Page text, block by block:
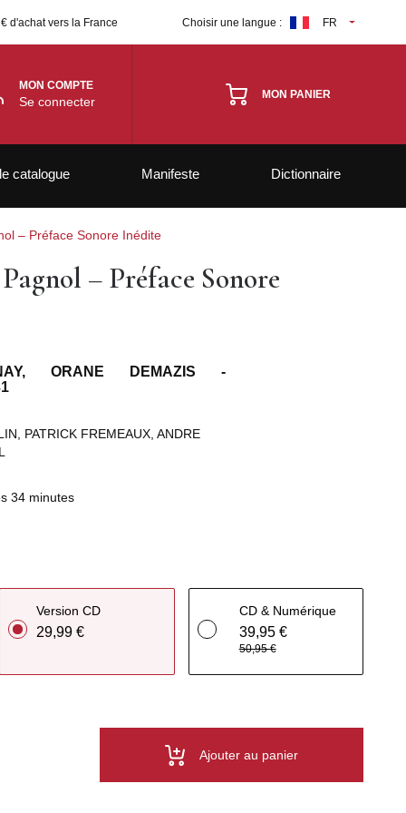
d'achat vers la France Choisir une langue : FR
MON COMPTE
Se connecter MON PANIER
catalogue Manifeste Dictionnaire
– Préface Sonore Inédite
– Préface Sonore
ORANE DEMAZIS -
PATRICK FREMEAUX, ANDRE
34 minutes
Version CD
29,99 €
CD & Numérique
39,95 €
50,95 €
Ajouter au panier